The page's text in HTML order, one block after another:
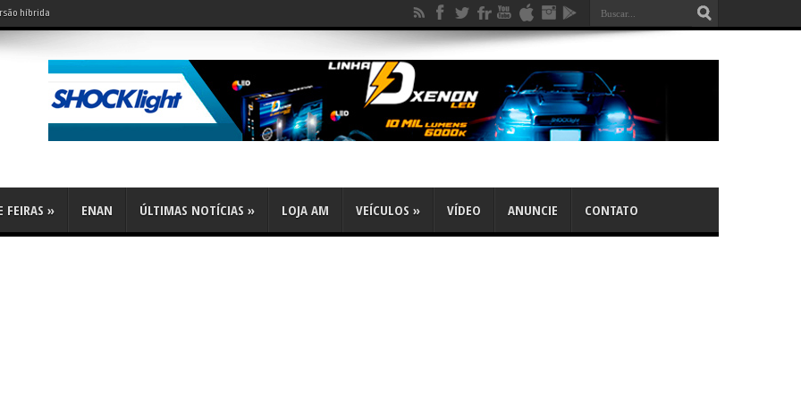
híbrida
leve?
FEIRAS » ENAN ÚLTIMAS NOTÍCIAS » LOJA AM VEÍCULOS » VÍDEO ANUNCIE CONTATO